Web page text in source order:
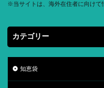
※当サイトは、海外在住者に向けて
カテゴリー
知恵袋